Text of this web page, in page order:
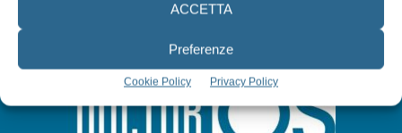
ACCETTA
Preferenze
Cookie Policy Privacy Policy